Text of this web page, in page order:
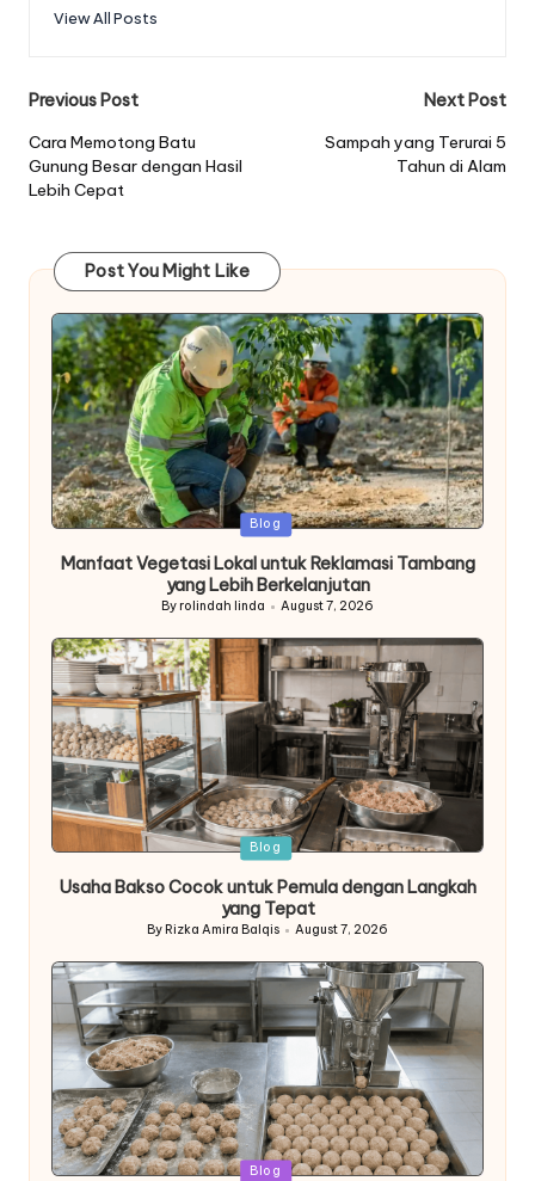
View All Posts
Post
navigation
Previous Post
Cara Memotong Batu
Gunung Besar dengan Hasil
Lebih Cepat
Next Post
Sampah yang Terurai 5
Tahun di Alam
Post You Might Like
Posted
Blog
Manfaat Vegetasi Lokal untuk Reklamasi Tambang
yang Lebih Berkelanjutan
Posted
By rolindah linda August 7, 2026
Posted
Blog
Usaha Bakso Cocok untuk Pemula dengan Langkah
yang Tepat
Posted
By Rizka Amira Balqis August 7, 2026
Posted
Blog